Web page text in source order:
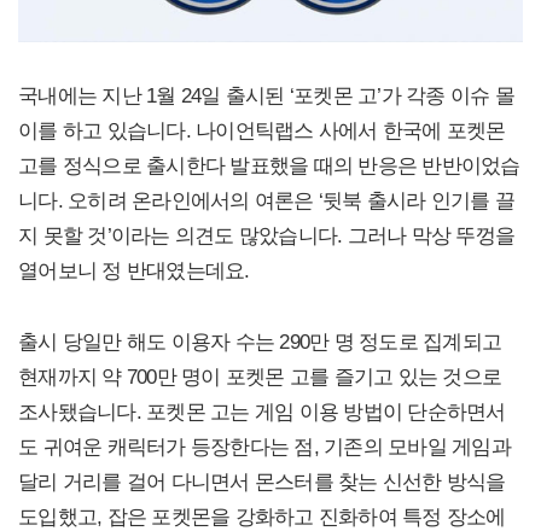
국내에는 지난 1월 24일 출시된 ‘포켓몬 고’가 각종 이슈 몰
이를 하고 있습니다. 나이언틱랩스 사에서 한국에 포켓몬
고를 정식으로 출시한다 발표했을 때의 반응은 반반이었습
니다. 오히려 온라인에서의 여론은 ‘뒷북 출시라 인기를 끌
지 못할 것’이라는 의견도 많았습니다. 그러나 막상 뚜껑을
열어보니 정 반대였는데요.
출시 당일만 해도 이용자 수는 290만 명 정도로 집계되고
현재까지 약 700만 명이 포켓몬 고를 즐기고 있는 것으로
조사됐습니다. 포켓몬 고는 게임 이용 방법이 단순하면서
도 귀여운 캐릭터가 등장한다는 점, 기존의 모바일 게임과
달리 거리를 걸어 다니면서 몬스터를 찾는 신선한 방식을
도입했고, 잡은 포켓몬을 강화하고 진화하여 특정 장소에